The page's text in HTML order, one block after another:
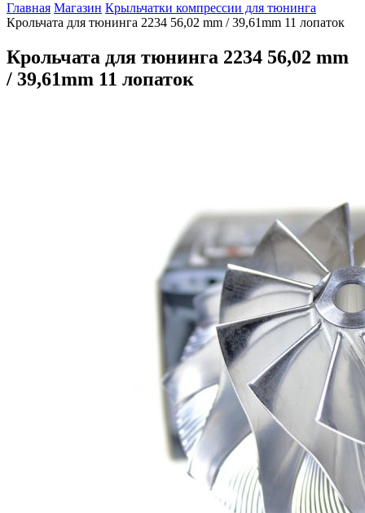
Главная Магазин Крыльчатки компрессии для тюнинга
Крольчата для тюнинга 2234 56,02 mm / 39,61mm 11 лопаток
Крольчата для тюнинга 2234 56,02 mm
/ 39,61mm 11 лопаток